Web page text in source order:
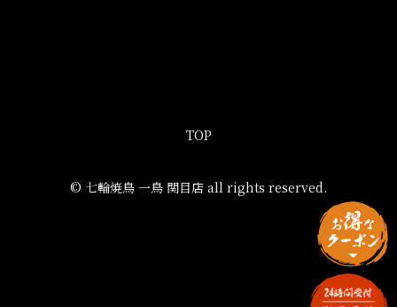
TOP
© 七輪焼鳥 一鳥 関目店 all rights reserved.